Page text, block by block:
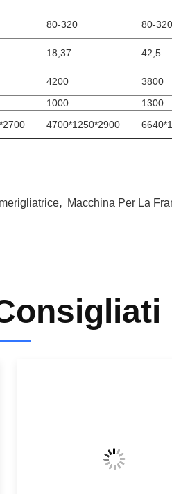
80-320 80-320
18,37 42,5
4200 3800
1000 1300
4700*1250*2900
, Macchina Per La